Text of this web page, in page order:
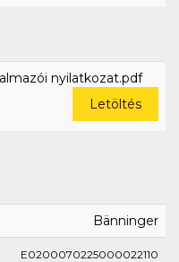
nyilatkozat.pdf
Letöltés
Bänninger
E0200070225000022110